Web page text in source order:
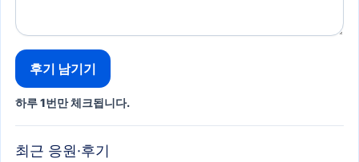
후기 남기기
하루 1번만 체크됩니다.
최근 응원·후기